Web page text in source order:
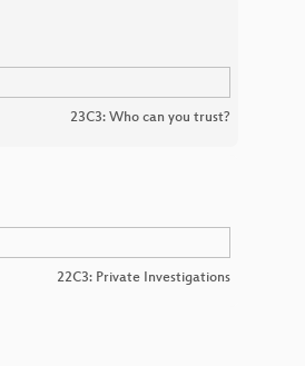
23C3: Who can you trust?
22C3: Private Investigations